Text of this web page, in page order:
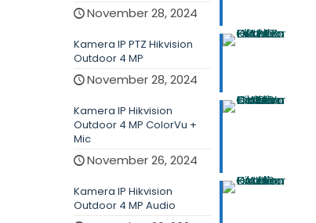
November 28, 2024
Kamera IP PTZ Hikvision
Outdoor 4 MP
November 28, 2024
Kamera IP Hikvision
Outdoor 4 MP ColorVu +
Mic
November 26, 2024
Kamera IP Hikvision
Outdoor 4 MP Audio